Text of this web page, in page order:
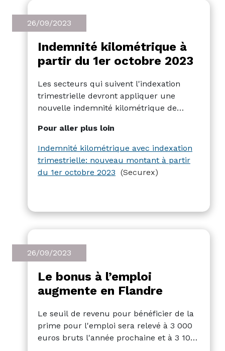
26/09/2023
Indemnité kilométrique à
partir du 1er octobre 2023
Les secteurs qui suivent l'indexation
trimestrielle devront appliquer une
nouvelle indemnité kilométrique de
€ par kilomètre) à partir du 1er octobre
2023. Toutefois, ce montant doit encore
être officiellement confirmé par le
gouvernement.
Pour aller plus loin
Indemnité kilométrique avec indexation
trimestrielle: nouveau montant à partir
du 1er octobre 2023 (Securex)
26/09/2023
Le bonus à l’emploi
augmente en Flandre
Le seuil de revenu pour bénéficier de la
prime pour l'emploi sera relevé à 3 000
euros bruts l'année prochaine et à 3 100